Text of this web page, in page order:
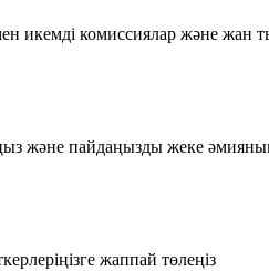
икемді комиссиялар және жан
және пайдаңызды жеке
жаппай төлеңіз